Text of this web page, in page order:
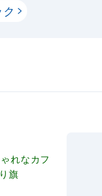
れなカフ
旗